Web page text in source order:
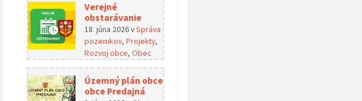
Verejné
obstarávanie
18. júna 2026vSpráva
pozemkov, Projekty,
Rozvoj obce, Obec
Územný plán obce
obce Predajná